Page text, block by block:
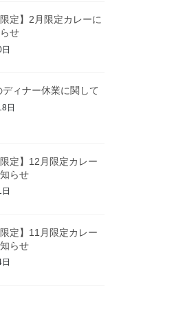
限定】2月限定カレーに
せ
ィナー休業に関して
日
限定】12月限定カレー
らせ
限定】11月限定カレー
らせ